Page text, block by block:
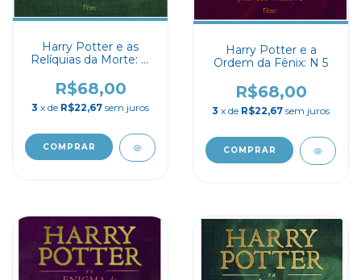
Harry Potter e as
Relíquias da Morte: N
R$68,00
3 x de R$22,67 sem juros
Harry Potter e a
Ordem da Fênix: N 5
R$68,00
3 x de R$22,67 sem juros